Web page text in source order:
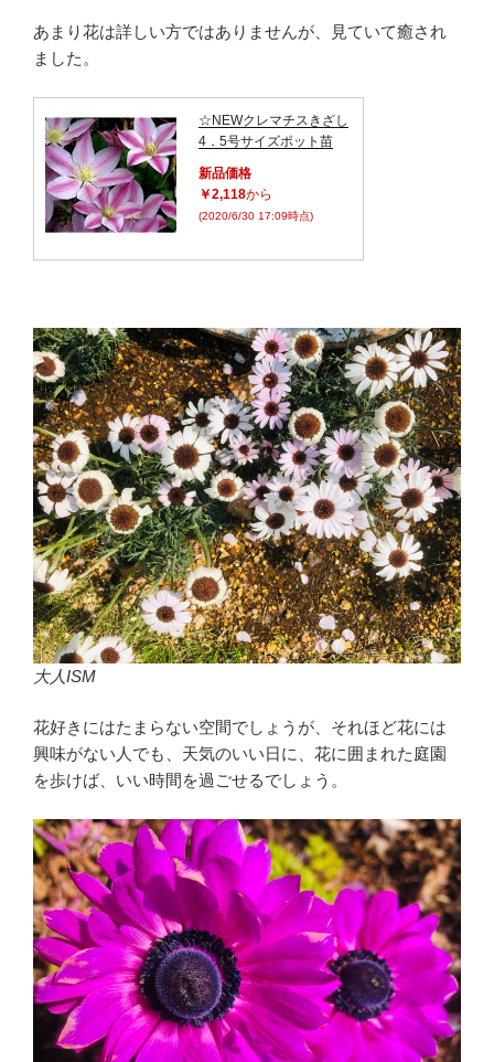
あまり花は詳しい方ではありませんが、見ていて癒され
ました。
☆NEWクレマチスきざし
4．5号サイズポット苗
新品価格
￥2,118から
(2020/6/30 17:09時点)
大人ISM
花好きにはたまらない空間でしょうが、それほど花には
興味がない人でも、天気のいい日に、花に囲まれた庭園
を歩けば、いい時間を過ごせるでしょう。